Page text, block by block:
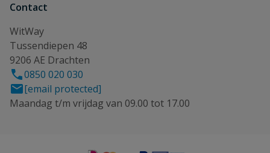
Contact
WitWay
Tussendiepen 48
9206 AE Drachten
0850 020 030
[email protected]
Maandag t/m vrijdag van 09.00 tot 17.00